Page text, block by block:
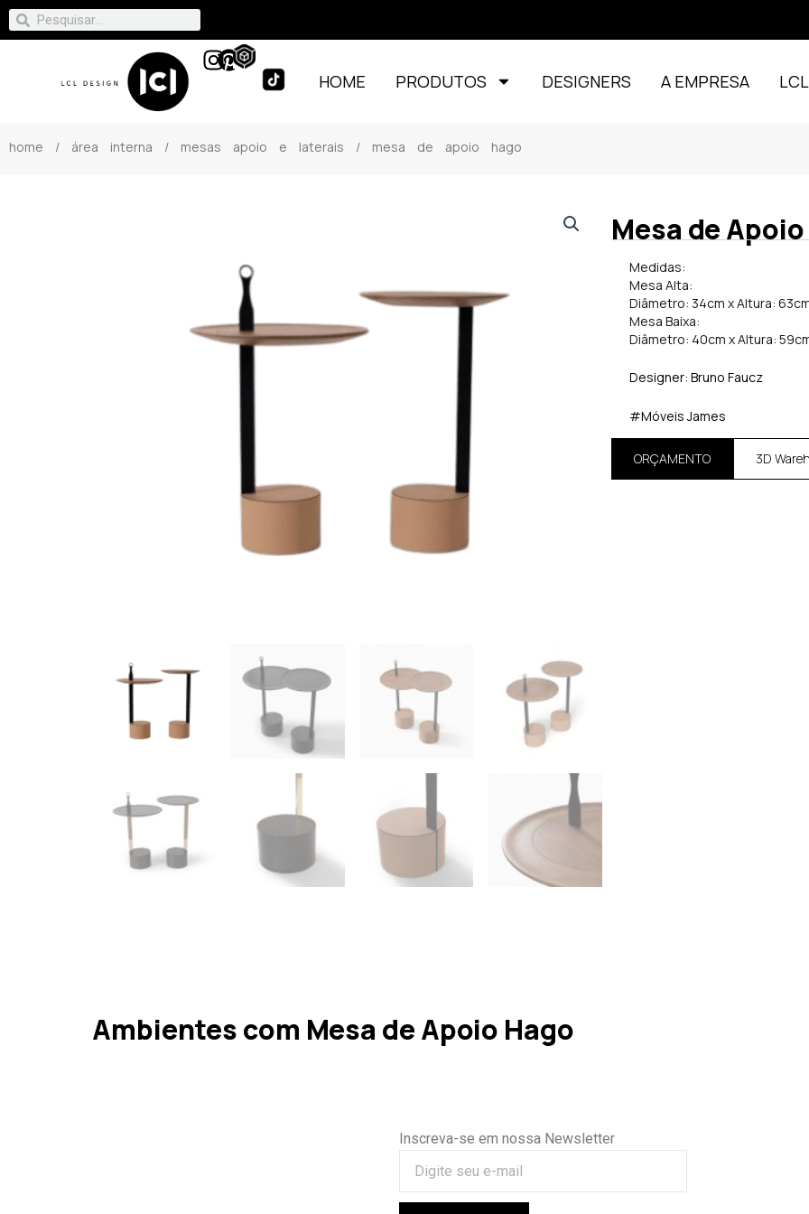
HOME PRODUTOS DESIGNERS A EMPRESA
home / área interna / mesas apoio e laterais / mesa de apoio hago
Mesa de
Medidas:
Mesa Alta:
Diâmetro: 34cm x Altura:
Mesa Baixa:
Diâmetro: 40cm x Altura:
Designer: Bruno Faucz
#Móveis James
ORÇAMENTO 3D
Ambientes com Mesa de Apoio Hago
Inscreva-se em nossa Newsletter